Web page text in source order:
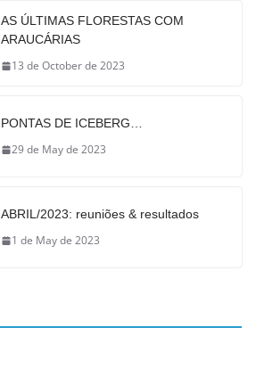
AS ÚLTIMAS FLORESTAS COM
ARAUCÁRIAS
13 de October de 2023
PONTAS DE ICEBERG…
29 de May de 2023
ABRIL/2023: reuniões & resultados
1 de May de 2023